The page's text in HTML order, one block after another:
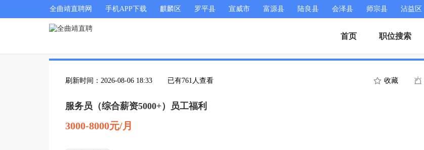
全曲靖直聘网 手机APP下载 麒麟区 罗平县 宣威市 富源县 陆良县 会泽县 师宗县 沾益区
首页 职位搜索
刷新时间：2026-08-06 18:33 已有761人查看 收藏
服务员（综合薪资5000+）员工福利
3000-8000元/月